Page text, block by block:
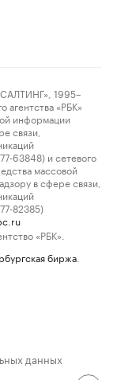
1995–
«РБК»
информации
связи,
63848) и сетевого
массовой
в сфере связи,
82385)
«РБК».
биржа
данных